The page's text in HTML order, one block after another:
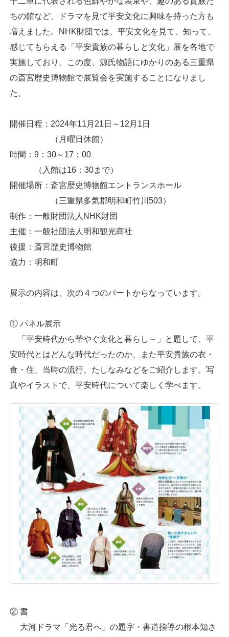
ちの館など、ドラマを見て平安文化に興味を持った方も
増えました。NHK財団では、平安文化を見て、知って、
感じてもらえる「平安貴族の暮らしと文化」展を各地で
実施しており、この度、源氏物語にゆかりのある三重県
の斎宮歴史博物館で展覧会を実施することになりまし
た。
開催日程：2024年11月21日～12月1日
（月曜日休館）
時間：9：30～17：00
（入館は16：30まで）
開催場所：斎宮歴史博物館エントランスホール
（三重県多気郡明和町竹川503）
制作：一般財団法人NHK財団
主催：一般社団法人明和観光商社
後援：斎宮歴史博物館
協力：明和町
展示の内容は、次の４つのパートからなっています。
① パネル展示
「平安時代から華やぐ文化と暮らし～」と題して、平
安時代とはどんな時代だったのか、また平安貴族の衣・
食・住、当時の流行、たしなみなどをご紹介します。写
真やイラストで、平安時代について楽しく学べます。
② 書
大河ドラマ「光る君へ」の題字・書道指導の根本知さ